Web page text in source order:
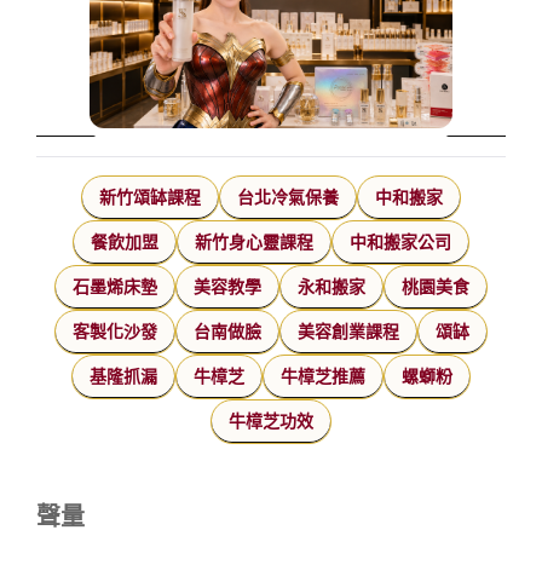
新竹頌缽課程 台北冷氣保養 中和搬家
餐飲加盟 新竹身心靈課程 中和搬家公司
石墨烯床墊 美容教學 永和搬家 桃園美食
客製化沙發 台南做臉 美容創業課程 頌缽
基隆抓漏 牛樟芝 牛樟芝推薦 螺螄粉
牛樟芝功效
聲量